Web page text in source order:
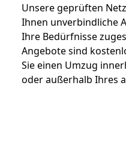
Unsere geprüften
Ihnen unverbindliche
Ihre Bedürfnisse
Angebote sind
Sie einen Umzug
oder außerhalb Ihres